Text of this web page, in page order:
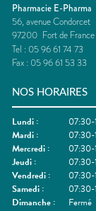
Pharmacie E-Pharma
56, avenue Condorcet
97200 Fort de France
Tel : 05 96 61 74 73
Fax : 05 96 61 53 33
NOS HORAIRES
Lundi :
Mardi :
Mercredi :
Jeudi :
Vendredi :
Samedi :
Dimanche : Fermé